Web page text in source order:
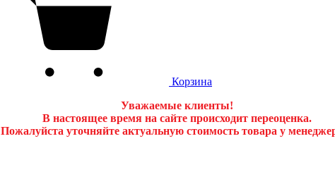
Корзина
Уважаемые клиенты!
В настоящее время на сайте происходит переоценка.
Пожалуйста уточняйте актуальную стоимость товара у